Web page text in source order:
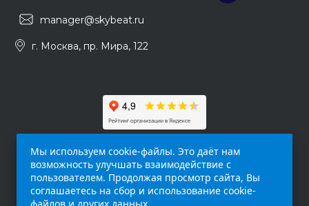
manager@skybeat.ru
г. Москва, пр. Мира, 122
Мы используем cookie-файлы. Это даёт нам
возможность улучшать взаимодействие с
пользователем. Продолжая просмотр сайта, Вы
соглашаетесь на сбор и использование cookie-